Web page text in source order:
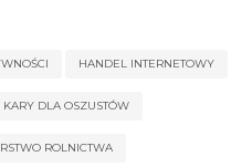
HANDEL INTERNETOWY
KARY DLA OSZUSTÓW
ROLNICTWA